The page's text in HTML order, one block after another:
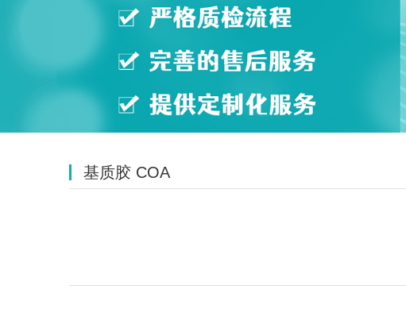
基质胶 COA